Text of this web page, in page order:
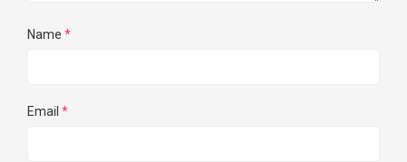
Name *
Email *